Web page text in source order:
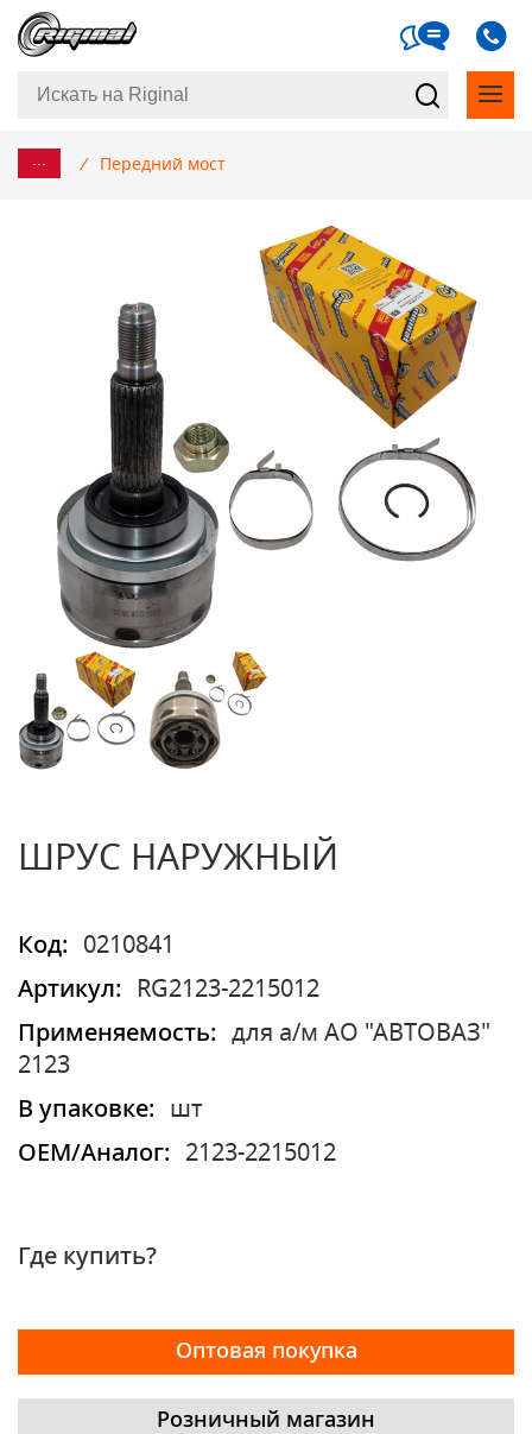
... / Передний мост
ШРУС НАРУЖНЫЙ
Код:
0210841
Артикул:
RG2123-2215012
Применяемость:
для а/м АО "АВТОВАЗ"
2123
В упаковке:
шт
OEM/Аналог:
2123-2215012
Где купить?
Оптовая покупка
Розничный магазин